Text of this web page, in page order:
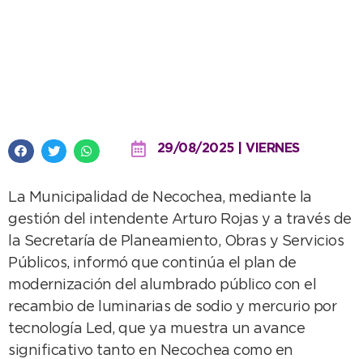
29/08/2025 | VIERNES
La Municipalidad de Necochea, mediante la
gestión del intendente Arturo Rojas y a través de
la Secretaría de Planeamiento, Obras y Servicios
Públicos, informó que continúa el plan de
modernización del alumbrado público con el
recambio de luminarias de sodio y mercurio por
tecnología Led, que ya muestra un avance
significativo tanto en Necochea como en